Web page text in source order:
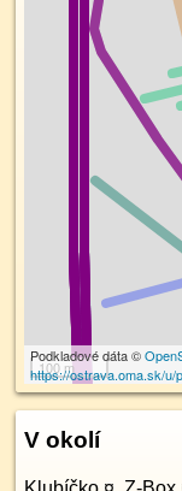
100 m
Podkladové dáta ©
https://ostrava.oma.sk/u/
V okolí